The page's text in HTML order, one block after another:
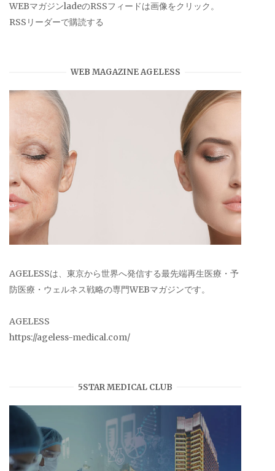
WEBマガジンladeのRSSフィードは画像をクリック。
RSSリーダーで購読する
WEB MAGAZINE AGELESS
AGELESSは、東京から世界へ発信する最先端再生医療・予
防医療・ウェルネス戦略の専門WEBマガジンです。
AGELESS
https://ageless-medical.com/
5STAR MEDICAL CLUB